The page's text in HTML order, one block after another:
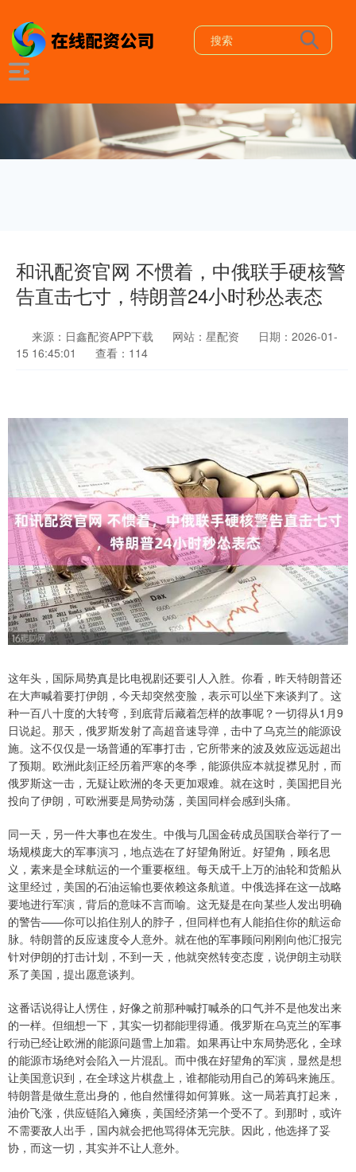
和讯配资官网 不惯着，中俄联手硬核警
告直击七寸，特朗普24小时秒怂表态
来源：日鑫配资APP下载 网站：星配资
日期：2026-01-
15 16:45:01
查看：114
这年头，国际局势真是比电视剧还要引人入胜。你看，昨天特朗普还
在大声喊着要打伊朗，今天却突然变脸，表示可以坐下来谈判了。这
种一百八十度的大转弯，到底背后藏着怎样的故事呢？一切得从1月9
日说起。那天，俄罗斯发射了高超音速导弹，击中了乌克兰的能源设
施。这不仅仅是一场普通的军事打击，它所带来的波及效应远远超出
了预期。欧洲此刻正经历着严寒的冬季，能源供应本就捉襟见肘，而
俄罗斯这一击，无疑让欧洲的冬天更加艰难。就在这时，美国把目光
投向了伊朗，可欧洲要是局势动荡，美国同样会感到头痛。
同一天，另一件大事也在发生。中俄与几国金砖成员国联合举行了一
场规模庞大的军事演习，地点选在了好望角附近。好望角，顾名思
义，素来是全球航运的一个重要枢纽。每天成千上万的油轮和货船从
这里经过，美国的石油运输也要依赖这条航道。中俄选择在这一战略
要地进行军演，背后的意味不言而喻。这无疑是在向某些人发出明确
的警告——你可以掐住别人的脖子，但同样也有人能掐住你的航运命
脉。特朗普的反应速度令人意外。就在他的军事顾问刚刚向他汇报完
针对伊朗的打击计划，不到一天，他就突然转变态度，说伊朗主动联
系了美国，提出愿意谈判。
这番话说得让人愣住，好像之前那种喊打喊杀的口气并不是他发出来
的一样。但细想一下，其实一切都能理得通。俄罗斯在乌克兰的军事
行动已经让欧洲的能源问题雪上加霜。如果再让中东局势恶化，全球
的能源市场绝对会陷入一片混乱。而中俄在好望角的军演，显然是想
让美国意识到，在全球这片棋盘上，谁都能动用自己的筹码来施压。
特朗普是做生意出身的，他自然懂得如何算账。这一局若真打起来，
油价飞涨，供应链陷入瘫痪，美国经济第一个受不了。到那时，或许
不需要敌人出手，国内就会把他骂得体无完肤。因此，他选择了妥
协，而这一切，其实并不让人意外。